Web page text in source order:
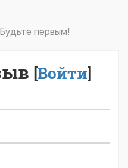
первым!
[Войти]